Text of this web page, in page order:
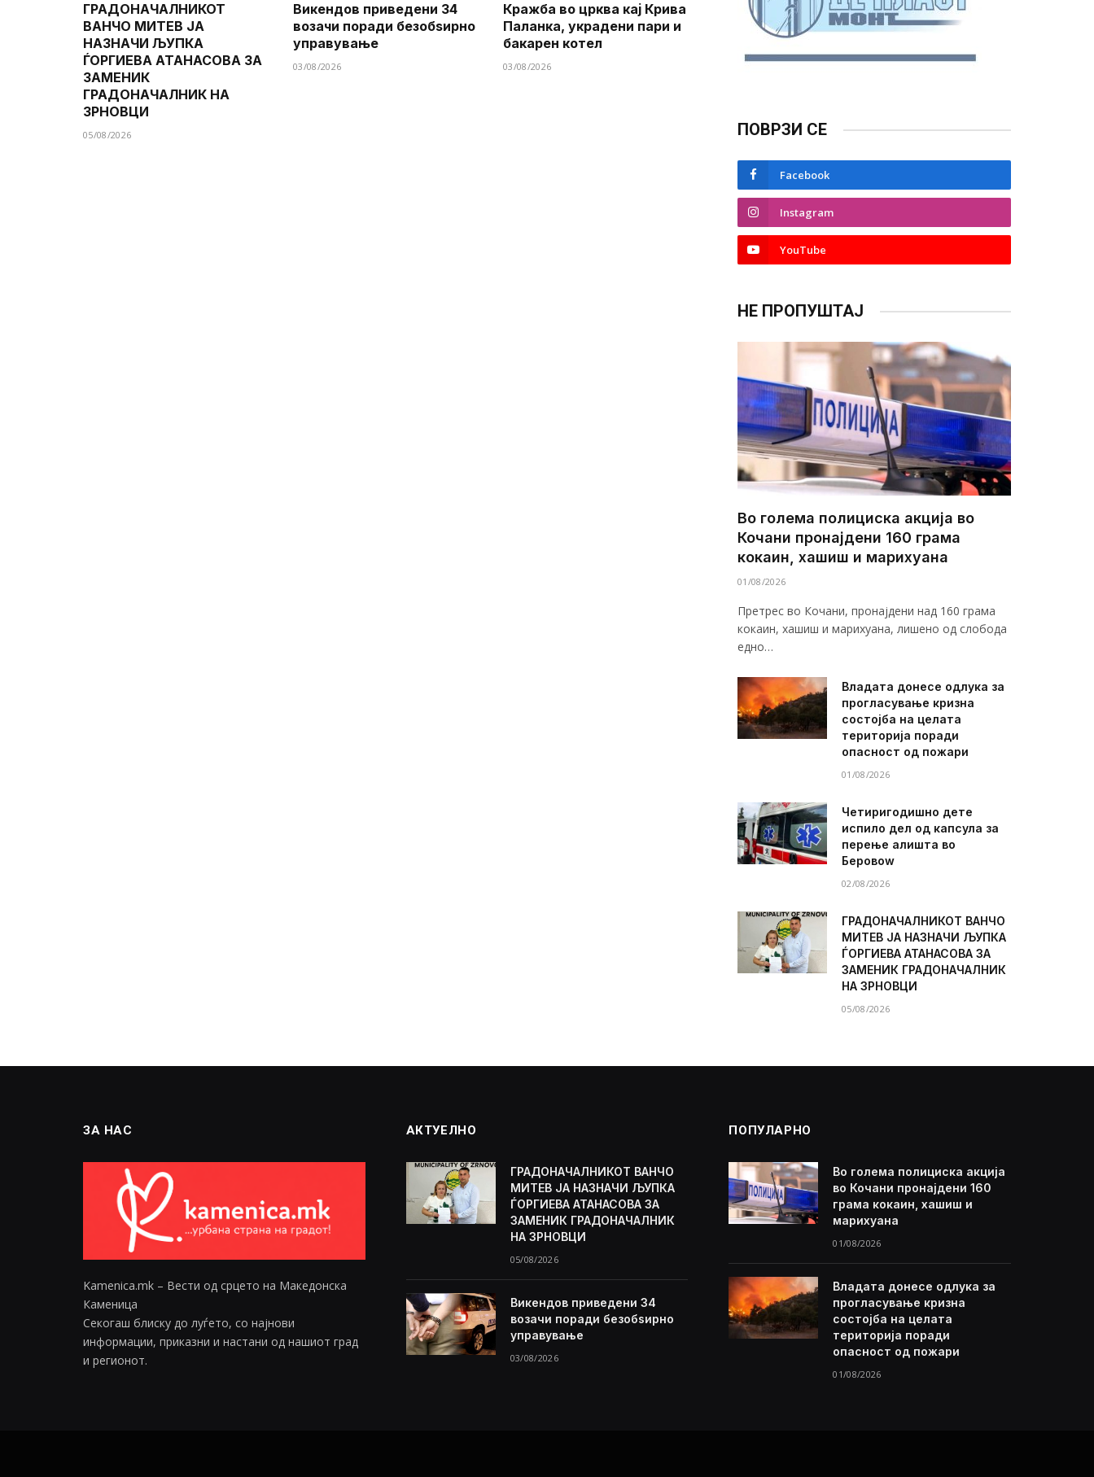
ГРАДОНАЧАЛНИКОТ
ВАНЧО МИТЕВ ЈА
НАЗНАЧИ ЉУПКА
ЃОРГИЕВА АТАНАСОВА ЗА
ЗАМЕНИК
ГРАДОНАЧАЛНИК НА
ЗРНОВЦИ
05/08/2026
Викендов приведени 34
возачи поради безобѕирно
управување
03/08/2026
Кражба во црква кај Крива
Паланка, украдени пари и
бакарен котел
03/08/2026
ПОВРЗИ СЕ
Facebook
Instagram
YouTube
НЕ ПРОПУШТАЈ
Во голема полициска акција во
Кочани пронајдени 160 грама
кокаин, хашиш и марихуана
01/08/2026
Претрес во Кочани, пронајдени над 160 грама
кокаин, хашиш и марихуана, лишено од слобода
едно…
Владата донесе одлука за
прогласување кризна
состојба на целата
територија поради
опасност од пожари
01/08/2026
Четиригодишно дете
испило дел од капсула за
перење алишта во
Беровоw
02/08/2026
ГРАДОНАЧАЛНИКОТ ВАНЧО
МИТЕВ ЈА НАЗНАЧИ ЉУПКА
ЃОРГИЕВА АТАНАСОВА ЗА
ЗАМЕНИК ГРАДОНАЧАЛНИК
НА ЗРНОВЦИ
05/08/2026
ЗА НАС
Kamenica.mk – Вести од срцето на Македонска
Каменица
Секогаш блиску до луѓето, со најнови
информации, приказни и настани од нашиот град
и регионот.
АКТУЕЛНО
ГРАДОНАЧАЛНИКОТ ВАНЧО
МИТЕВ ЈА НАЗНАЧИ ЉУПКА
ЃОРГИЕВА АТАНАСОВА ЗА
ЗАМЕНИК ГРАДОНАЧАЛНИК
НА ЗРНОВЦИ
05/08/2026
Викендов приведени 34
возачи поради безобѕирно
управување
03/08/2026
ПОПУЛАРНО
Во голема полициска акција
во Кочани пронајдени 160
грама кокаин, хашиш и
марихуана
01/08/2026
Владата донесе одлука за
прогласување кризна
состојба на целата
територија поради
опасност од пожари
01/08/2026